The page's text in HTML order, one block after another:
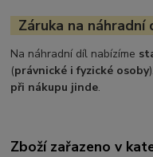
Záruka na náhradní
Na náhradní díl nabízíme
(právnické i fyzické osoby
při nákupu jinde.
Zboží zařazeno v